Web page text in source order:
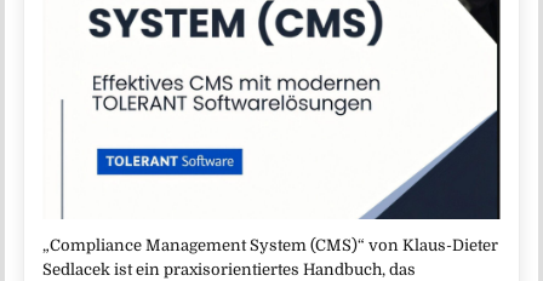
„Compliance Management System (CMS)“ von Klaus-Dieter
Sedlacek ist ein praxisorientiertes Handbuch, das